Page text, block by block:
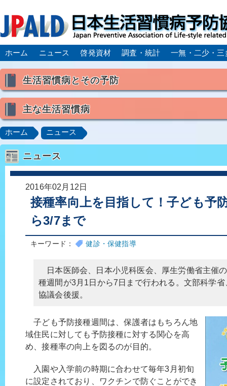
ホーム ニュース 啓発資材 調査・統計 一無・二少・三
生活習慣病とその予防
喫煙
食生活
主な生活習慣病
高血圧 脂質異常症（高脂血症）
肥満症／メタボリックシンドローム
動脈硬化
心
脂肪肝／NAFLD／NASH
ロコモティブシンドローム／サルコペニア／フレイル
ホーム ニュース
ニュース
2016年02月12日
接種率向上を目指して！子ども予
ら3/7まで
キーワード： 健診・保健指導
日本医師会、日本小児科医会、厚生労働省主催
種週間が3月1日から7日まで行われる。文部科学
協議会後援。
子ども予防接種週間は、保護者はもちろん地
域住民に対しても予防接種に対する関心を高
め、接種率の向上を図るのが目的。
入園や入学前の時期に合わせて毎年3月初旬
に設定されており、ワクチンで防ぐことができ